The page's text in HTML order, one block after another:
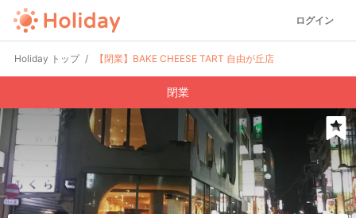
ログイン
Holiday トップ 【閉業】BAKE CHEESE TART 自由が丘店
閉業